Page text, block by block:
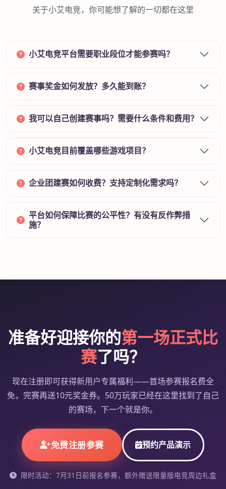
关于小艾电竞，你可能想了解的一切都在这里
小艾电竞平台需要职业段位才能参赛吗？
赛事奖金如何发放？多久能到账？
我可以自己创建赛事吗？需要什么条件和费用？
小艾电竞目前覆盖哪些游戏项目？
企业团建赛如何收费？支持定制化需求吗？
平台如何保障比赛的公平性？有没有反作弊措
施？
准备好迎接你的第一场正式比
赛了吗？
现在注册即可获得新用户专属福利——首场参赛报名费全
免，完赛再送10元奖金券。50万玩家已经在这里找到了自己
的赛场，下一个就是你。
免费注册参赛 预约产品演示
限时活动：7月31日前报名参赛，额外赠送限量版电竞周边礼盒